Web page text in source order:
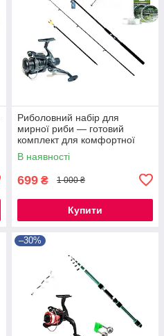
Риболовний набір для
мирної риби — готовий
комплект для комфортної
риболовлі
В наявності
699 ₴ 1 000 ₴
Купити
–30%